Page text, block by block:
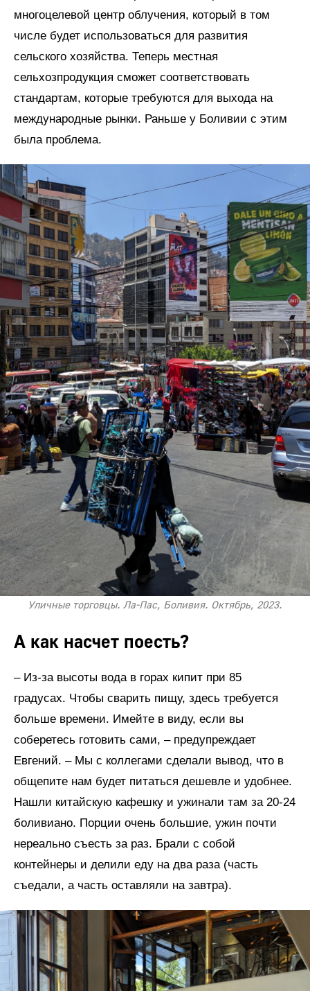
многоцелевой центр облучения, который в том
числе будет использоваться для развития
сельского хозяйства. Теперь местная
сельхозпродукция сможет соответствовать
стандартам, которые требуются для выхода на
международные рынки. Раньше у Боливии с этим
была проблема.
Уличные торговцы. Ла-Пас, Боливия. Октябрь, 2023.
А как насчет поесть?
– Из-за высоты вода в горах кипит при 85
градусах. Чтобы сварить пищу, здесь требуется
больше времени. Имейте в виду, если вы
соберетесь готовить сами, – предупреждает
Евгений. – Мы с коллегами сделали вывод, что в
общепите нам будет питаться дешевле и удобнее.
Нашли китайскую кафешку и ужинали там за 20-24
боливиано. Порции очень большие, ужин почти
нереально съесть за раз. Брали с собой
контейнеры и делили еду на два раза (часть
съедали, а часть оставляли на завтра).